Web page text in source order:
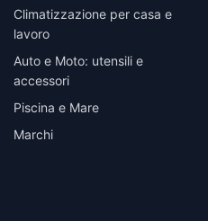
Climatizzazione per casa e
lavoro
Auto e Moto: utensili e
accessori
Piscina e Mare
Marchi